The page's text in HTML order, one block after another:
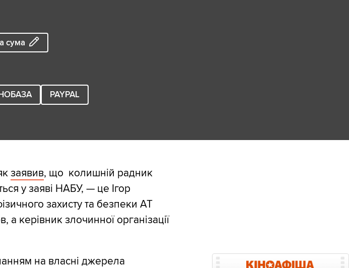
сума
PAYPAL
заявив, що колишній радник
у заяві НАБУ, — це Ігор
захисту та безпеки АТ
керівник злочинної організації
на власні джерела